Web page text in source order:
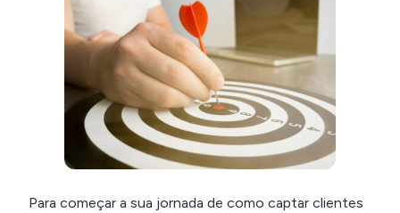
Para começar a sua jornada de como captar clientes